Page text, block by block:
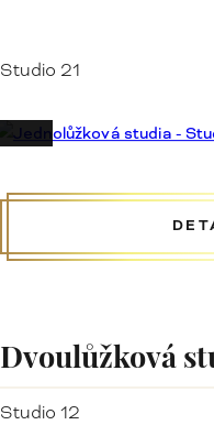
Studio 21
Dvoulůžková
Studio 12